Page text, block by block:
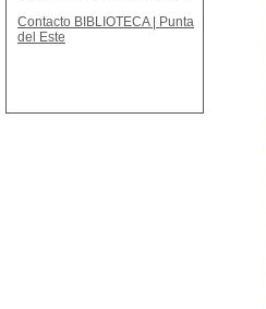
Contacto BIBLIOTECA | Punta
del Este